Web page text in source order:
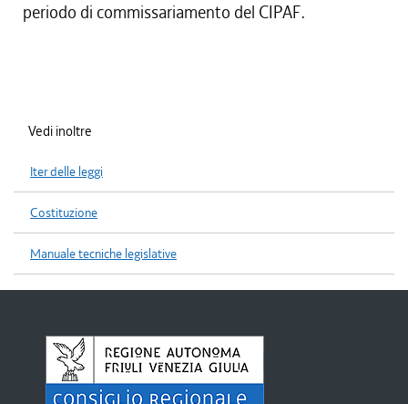
periodo di commissariamento del CIPAF.
Vedi inoltre
Iter delle leggi
Costituzione
Manuale tecniche legislative